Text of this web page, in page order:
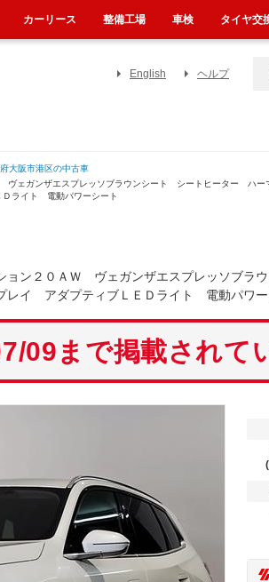
English ヘルプ
大阪市港区の中古車
ェガンザエスプレッソブラウンシート シートヒーター ハー
ライト 電動パワーシート
２０ＡＷ ヴェガンザエスプレッソブラ
イ アダプティブＬＥＤライト 電動パワー
09まで掲載されて
カーリース 整備工場 車検 タイヤ交